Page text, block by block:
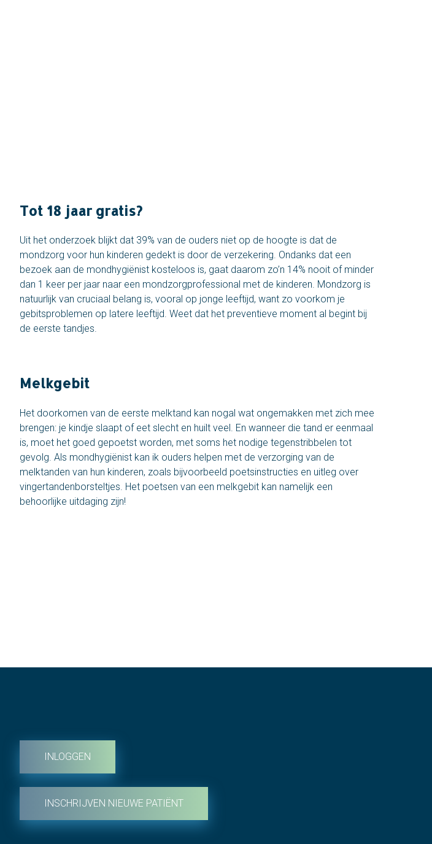
Tot 18 jaar gratis?
Uit het onderzoek blijkt dat 39% van de ouders niet op de hoogte is dat de
mondzorg voor hun kinderen gedekt is door de verzekering. Ondanks dat een
bezoek aan de mondhygiënist kosteloos is, gaat daarom zo’n 14% nooit of minder
dan 1 keer per jaar naar een mondzorgprofessional met de kinderen. Mondzorg is
natuurlijk van cruciaal belang is, vooral op jonge leeftijd, want zo voorkom je
gebitsproblemen op latere leeftijd. Weet dat het preventieve moment al begint bij
de eerste tandjes.
Melkgebit
Het doorkomen van de eerste melktand kan nogal wat ongemakken met zich mee
brengen: je kindje slaapt of eet slecht en huilt veel. En wanneer die tand er eenmaal
is, moet het goed gepoetst worden, met soms het nodige tegenstribbelen tot
gevolg. Als mondhygiënist kan ik ouders helpen met de verzorging van de
melktanden van hun kinderen, zoals bijvoorbeeld poetsinstructies en uitleg over
vingertandenborsteltjes. Het poetsen van een melkgebit kan namelijk een
behoorlijke uitdaging zijn!
INLOGGEN
INSCHRIJVEN NIEUWE PATIËNT